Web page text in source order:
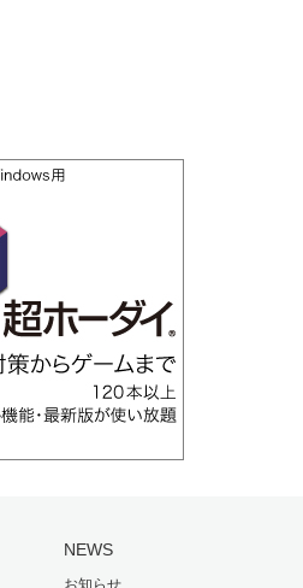
NEWS
お知らせ